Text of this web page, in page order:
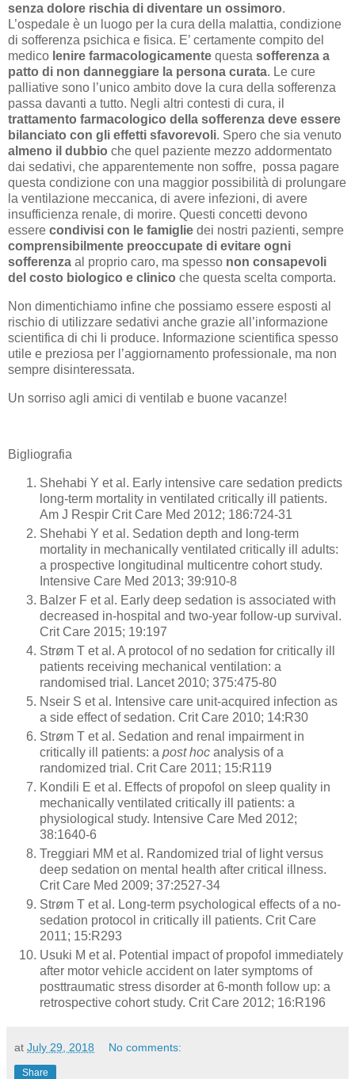
senza dolore rischia di diventare un ossimoro.
L’ospedale è un luogo per la cura della malattia, condizione
di sofferenza psichica e fisica. E’ certamente compito del
medico lenire farmacologicamente questa sofferenza a
patto di non danneggiare la persona curata. Le cure
palliative sono l’unico ambito dove la cura della sofferenza
passa davanti a tutto. Negli altri contesti di cura, il
trattamento farmacologico della sofferenza deve essere
bilanciato con gli effetti sfavorevoli. Spero che sia venuto
almeno il dubbio che quel paziente mezzo addormentato
dai sedativi, che apparentemente non soffre, possa pagare
questa condizione con una maggior possibilità di prolungare
la ventilazione meccanica, di avere infezioni, di avere
insufficienza renale, di morire. Questi concetti devono
essere condivisi con le famiglie dei nostri pazienti, sempre
comprensibilmente preoccupate di evitare ogni
sofferenza al proprio caro, ma spesso non consapevoli
del costo biologico e clinico che questa scelta comporta.
Non dimentichiamo infine che possiamo essere esposti al
rischio di utilizzare sedativi anche grazie all’informazione
scientifica di chi li produce. Informazione scientifica spesso
utile e preziosa per l’aggiornamento professionale, ma non
sempre disinteressata.
Un sorriso agli amici di ventilab e buone vacanze!
Bigliografia
Shehabi Y et al. Early intensive care sedation predicts
long-term mortality in ventilated critically ill patients.
Am J Respir Crit Care Med 2012; 186:724-31
Shehabi Y et al. Sedation depth and long-term
mortality in mechanically ventilated critically ill adults:
a prospective longitudinal multicentre cohort study.
Intensive Care Med 2013; 39:910-8
Balzer F et al. Early deep sedation is associated with
decreased in-hospital and two-year follow-up survival.
Crit Care 2015; 19:197
Strøm T et al. A protocol of no sedation for critically ill
patients receiving mechanical ventilation: a
randomised trial. Lancet 2010; 375:475-80
Nseir S et al. Intensive care unit-acquired infection as
a side effect of sedation. Crit Care 2010; 14:R30
Strøm T et al. Sedation and renal impairment in
critically ill patients: a post hoc analysis of a
randomized trial. Crit Care 2011; 15:R119
Kondili E et al. Effects of propofol on sleep quality in
mechanically ventilated critically ill patients: a
physiological study. Intensive Care Med 2012;
38:1640-6
Treggiari MM et al. Randomized trial of light versus
deep sedation on mental health after critical illness.
Crit Care Med 2009; 37:2527-34
Strøm T et al. Long-term psychological effects of a no-
sedation protocol in critically ill patients. Crit Care
2011; 15:R293
Usuki M et al. Potential impact of propofol immediately
after motor vehicle accident on later symptoms of
posttraumatic stress disorder at 6-month follow up: a
retrospective cohort study. Crit Care 2012; 16:R196
at July 29, 2018 No comments:
Share